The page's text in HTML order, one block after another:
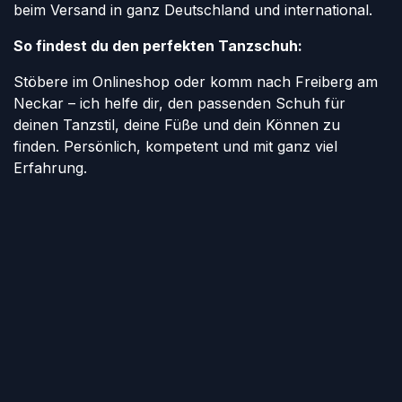
beim Versand in ganz Deutschland und international.
So findest du den perfekten Tanzschuh:
Stöbere im Onlineshop oder komm nach Freiberg am
Neckar – ich helfe dir, den passenden Schuh für
deinen Tanzstil, deine Füße und dein Können zu
finden. Persönlich, kompetent und mit ganz viel
Erfahrung.